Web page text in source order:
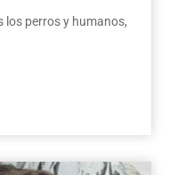
los perros y humanos,